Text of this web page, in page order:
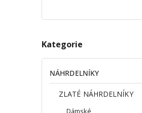
Kategorie
NÁHRDELNÍKY
ZLATÉ NÁHRDELNÍKY
Dámské